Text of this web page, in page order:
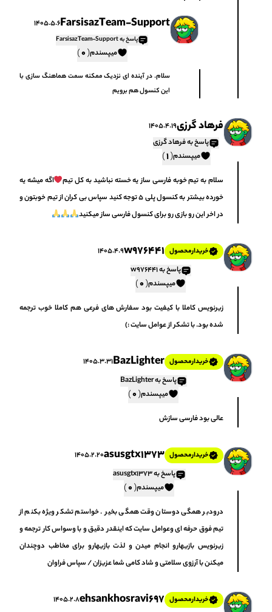
FarsisazTeam-Support
1405.5.6
پاسخ به FarsisazTeam-Support
میپسندم(
0
)
سلام. در آینده ای نزدیک ممکنه سمت هماهنگ سازی با
این کنسول هم برویم
فرهاد گرزی1405.4.19
پاسخ به فرهاد گرزی
میپسندم(
1
)
سلام به تیم خوبه فارسی ساز یه خسته نباشید به کل تیم
اگه میشه یه
خورده بیشتر به کنسول پلی ۵ توجه کنید سپاس بی کران از تیم خوبتون و
در اخر این رو بازی رو برای کنسول فارسی ساز میکنید
خریدار‌محصول w976441
1405.4.9
پاسخ به w976441
میپسندم(
0
)
زیرنویس کاملا با کیفیت بود سفارش های فرعی هم کاملا خوب ترجمه
شده بود. با تشکر از عوامل سایت :)
خریدار‌محصول BazLighter
1405.3.31
پاسخ به BazLighter
میپسندم(
0
)
عالی بود فارسی سازش
خریدار‌محصول asusgtx1373
1405.2.20
پاسخ به asusgtx1373
میپسندم(
0
)
درودبر همگی دوستان وقت همگی بخیر . خواستم تشکر ویژه بکنم از
تیم فوق حرفه ای وعوامل سایت که اینقدر دقیق و با وسواس کار ترجمه و
زیرنویس بازیهارو انجام میدن و لذت بازیهارو برای مخاطب دوچندان
میکنن با آرزوی سلامتی و شاد کامی شما عزیزان / سپاس فراوان
خریدار‌محصول ehsankhosravi697
1405.2.8